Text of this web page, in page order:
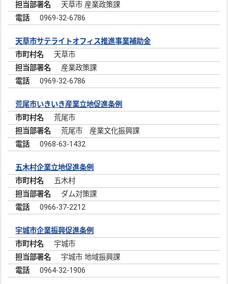
天草市 産業政策課
0969-32-6786
天草市サテライトオフィス推進事業補助金
天草市
産業政策課
0969-32-6786
荒尾市いきいき産業立地促進条例
荒尾市
荒尾市 産業文化振興課
0968-63-1432
五木村企業立地促進条例
五木村
ダム対策課
0966-37-2212
宇城市企業振興促進条例
宇城市
宇城市 地域振興課
0964-32-1906